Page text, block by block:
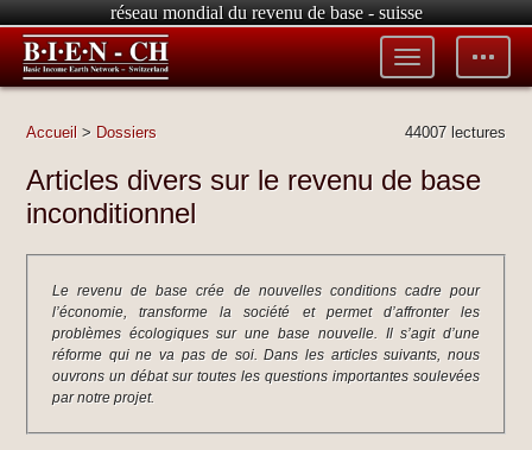
réseau mondial du revenu de base - suisse
Toggle
tools
Toggle
menu
44007 lectures
Accueil> Dossiers
Articles divers sur le revenu de base
inconditionnel
Le revenu de base crée de nouvelles conditions cadre pour
l’économie, transforme la société et permet d’affronter les
problèmes écologiques sur une base nouvelle. Il s’agit d’une
réforme qui ne va pas de soi. Dans les articles suivants, nous
ouvrons un débat sur toutes les questions importantes soulevées
par notre projet.